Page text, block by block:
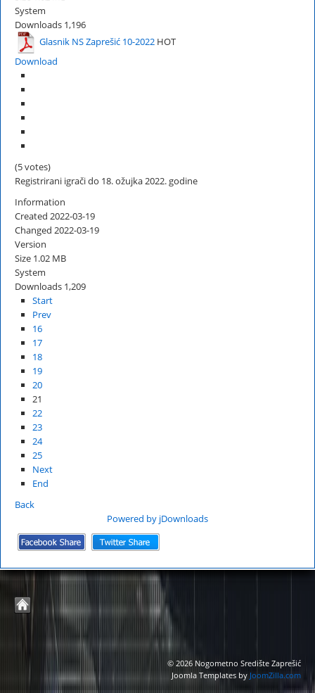
System
Downloads 1,196
Glasnik NS Zaprešić 10-2022 HOT
Download
(5 votes)
Registrirani igrači do 18. ožujka 2022. godine
Information
Created 2022-03-19
Changed 2022-03-19
Version
Size 1.02 MB
System
Downloads 1,209
Start
Prev
16
17
18
19
20
21
22
23
24
25
Next
End
Back
Powered by jDownloads
© 2026 Nogometno Središte Zaprešić
Joomla Templates by JoomZilla.com